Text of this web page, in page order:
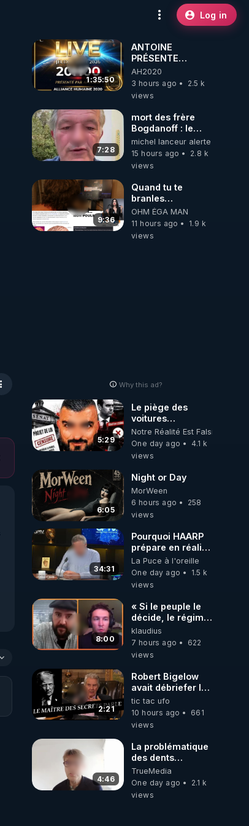
Log in
1:35:50
ANTOINE
PRÉSENTE
AH2020 LE LIVE
20H ***DU
06/08/2026***
AH2020
3 hours ago
2.5 k
views
7:28
mort des frère
Bogdanoff : le
mensonge d état
michel lanceur alerte
15 hours ago
2.8 k
views
9:36
Quand tu te
branles
bonhomme tu
émets des ondes
ils ont juste omis
OHM ÉGA MAN
11 hours ago
1.9 k
views
Why this ad?
5:29
Le piège des
voitures
électriques se
referme sur les
usagers !
Notre Réalité Est Falsifiée Et
One day ago
4.1 k
views
6:05
Night or Day
MorWeen
6 hours ago
258
views
34:31
Pourquoi HAARP
prépare en réalité
un CHAOS
climatique, on
répond
La Puce à l'oreille
One day ago
1.5 k
views
8:00
« Si le peuple le
décide, le régime
peut tomber
demain ! »
klaudius
7 hours ago
622
views
2:21
Robert Bigelow
avait débriefer le
pédophile
génocidaire de
donald j trump
tic tac ufo
10 hours ago
661
views
4:46
La problématique
des dents
dévitalisées et
des implants
TrueMedia
One day ago
2.1 k
views